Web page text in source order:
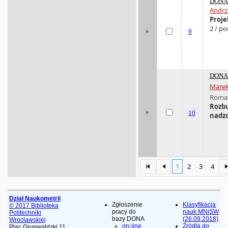
1 2 3 4
9
2 /
10
Dział Naukometrii
© 2017 Biblioteka
Politechniki
Wrocławskiej
Zgłoszenie
pracy do
bazy DONA
on-line
Klasyfikacja
nauk MNiSW
(26.09.2018)
Źródła do